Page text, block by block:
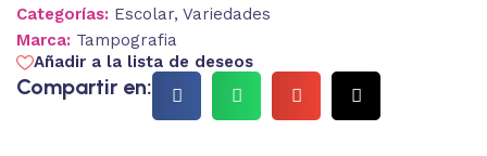
Categorías: Escolar, Variedades
Marca: Tampografia
Añadir a la lista de deseos
Compartir en: